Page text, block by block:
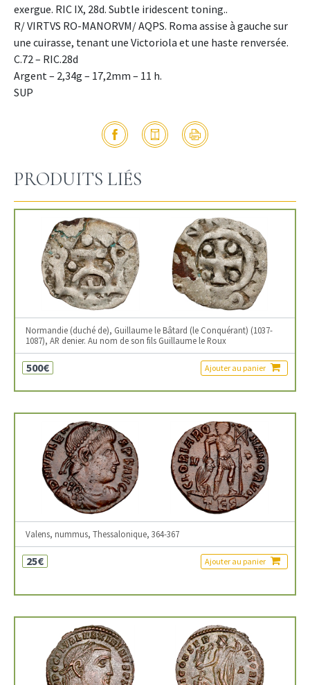
exergue. RIC IX, 28d. Subtle iridescent toning..
R/ VIRTVS RO-MANORVM/ AQPS. Roma assise à gauche sur
une cuirasse, tenant une Victoriola et une haste renversée.
C.72 – RIC.28d
Argent – 2,34g – 17,2mm – 11 h.
SUP
PRODUITS LIÉS
Normandie (duché de), Guillaume le Bâtard (le Conquérant) (1037-
1087), AR denier. Au nom de son fils Guillaume le Roux
500€ Ajouter au panier
Valens, nummus, Thessalonique, 364-367
25€ Ajouter au panier